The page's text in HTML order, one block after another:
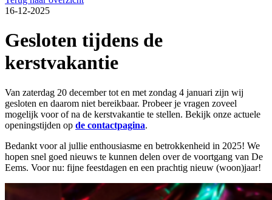
16-12-2025
Gesloten tijdens de
kerstvakantie
Van zaterdag 20 december tot en met zondag 4 januari zijn wij
gesloten en daarom niet bereikbaar. Probeer je vragen zoveel
mogelijk voor of na de kerstvakantie te stellen. Bekijk onze actuele
openingstijden op de contactpagina.
Bedankt voor al jullie enthousiasme en betrokkenheid in 2025! We
hopen snel goed nieuws te kunnen delen over de voortgang van De
Eems. Voor nu: fijne feestdagen en een prachtig nieuw (woon)jaar!